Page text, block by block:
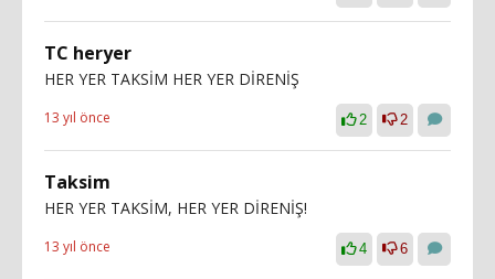
TC heryer
HER YER TAKSİM HER YER DİRENİŞ
13 yıl önce 2 2
Taksim
HER YER TAKSİM, HER YER DİRENİŞ!
13 yıl önce 4 6